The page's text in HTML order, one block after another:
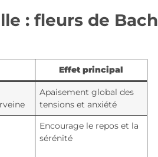
: fleurs de Bach
Effet principal
Apaisement global des
tensions et anxiété
Encourage le repos et la
sérénité